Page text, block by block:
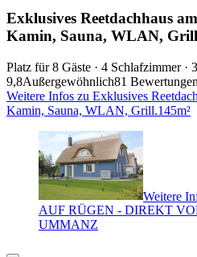
Exklusives Reetdachhaus
Kamin, Sauna, WLAN,
Platz für 8 Gäste · 4 Schlafzimmer ·
9,8Außergewöhnlich81 Bewertungen
Weitere Infos zu Exklusives
Kamin, Sauna, WLAN, Grill.145m²
Weitere
AUF RÜGEN - DIREKT
UMMANZ